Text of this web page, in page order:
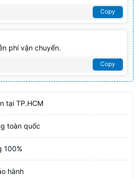
Copy
phí vận chuyển.
Copy
tại TP.HCM
toàn quốc
100%
hành